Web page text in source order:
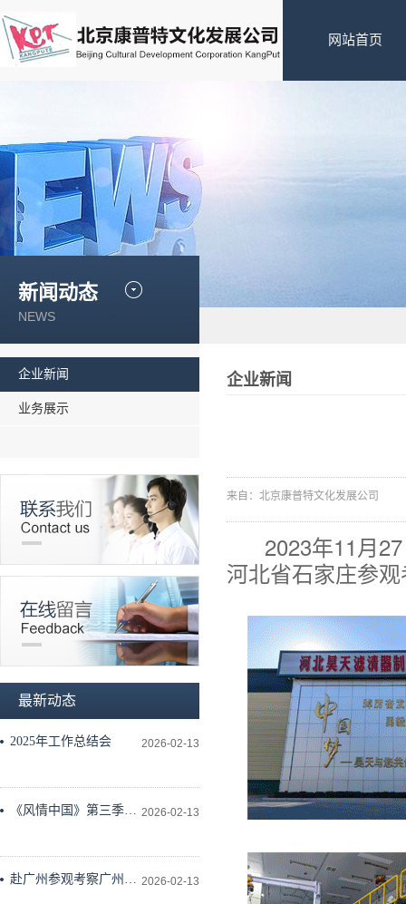
网站首页
新闻动态
NEWS
企业新闻
业务展示
最新动态
2025年工作总结会 2026-02-13
《风情中国》第三季工
出版社会议室举行
2026-02-13
赴广州参观考察广州维 2026-02-13
企业新闻
来自：北京康普特文化发展公司
2023年11月27
河北省石家庄参